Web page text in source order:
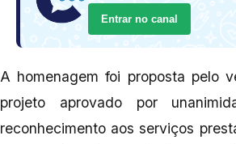
Entrar no canal
A homenagem foi proposta pelo
projeto aprovado por
reconhecimento aos serviços